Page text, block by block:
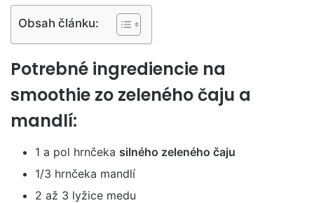
Obsah článku:
Potrebné ingrediencie na
smoothie zo zeleného čaju a
mandlí:
1 a pol hrnčeka silného zeleného čaju
1/3 hrnčeka mandlí
2 až 3 lyžice medu